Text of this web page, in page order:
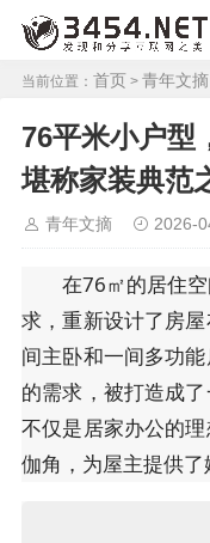
当前位置： 首页 > 青年文摘
76平米小户型
堪称家装典范
青年文摘 2026-
在76㎡的居住
求，重新设计了房
间主卧和一间多功
的需求，被打造成
不仅是居家办公的
伽角，为屋主提供了